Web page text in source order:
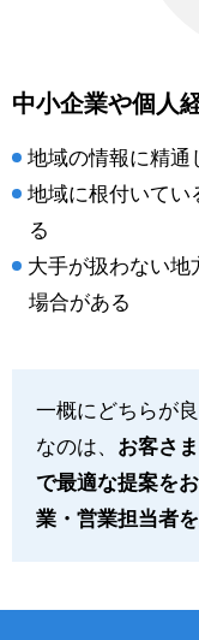
中小企業や個人
地域の情報に精通
地域に根付いてい
る
大手が扱わない地
場合がある
一概にどちらが
なのは、 お客さ
で最適な提案を
業・営業担当者